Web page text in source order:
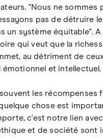
"Nous ne sommes
pas de détruire
un système équitable". A
qui veut que la
au détriment de
émotionnel et intellectuel.
les récompenses
chose est
c'est notre lien
et de société sont